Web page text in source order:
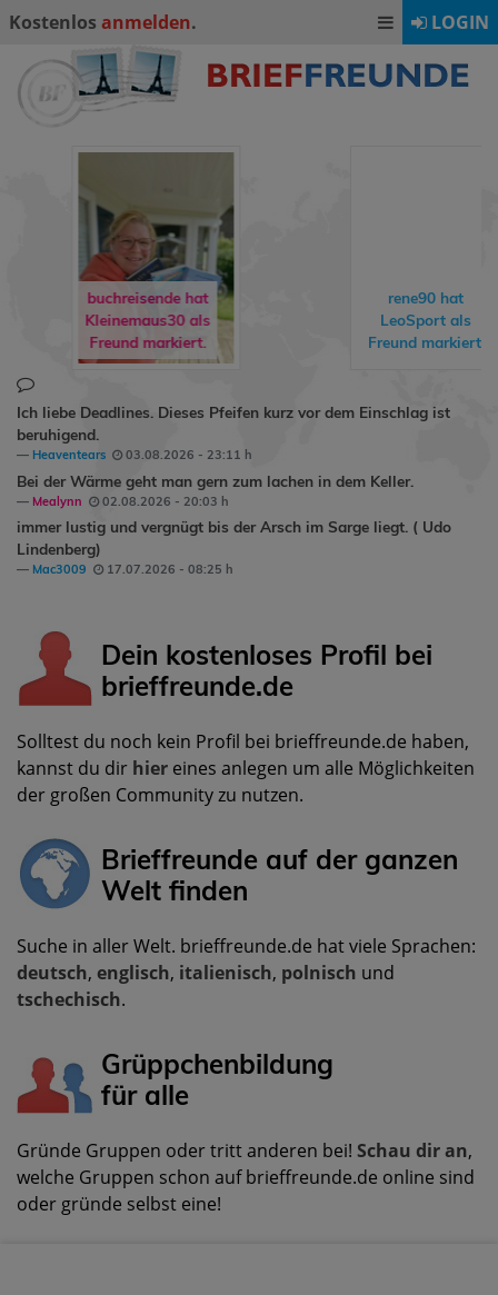
Kostenlos anmelden. LOGIN
rene90hat
LeoSportals
Freund markiert.
freddyundfelix
Gästebuch
Ich liebe Deadlines. Dieses Pfeifen kurz vor dem Einschlag ist
beruhigend.
Heaventears 03.08.2026 - 23:11 h
Bei der Wärme geht man gern zum lachen in dem Keller.
Mealynn 02.08.2026 - 20:03 h
immer lustig und vergnügt bis der Arsch im Sarge liegt. ( Udo
Lindenberg)
Mac3009 17.07.2026 - 08:25 h
Dein kostenloses Profil bei
brieffreunde.de
Solltest du noch kein Profil bei brieffreunde.de haben,
kannst du dir hier eines anlegen um alle Möglichkeiten
der großen Community zu nutzen.
Brieffreunde auf der ganzen
Welt finden
Suche in aller Welt. brieffreunde.de hat viele Sprachen:
deutsch, englisch, italienisch, polnisch und
tschechisch.
Grüppchenbildung
für alle
Gründe Gruppen oder tritt anderen bei! Schau dir an,
welche Gruppen schon auf brieffreunde.de online sind
oder gründe selbst eine!